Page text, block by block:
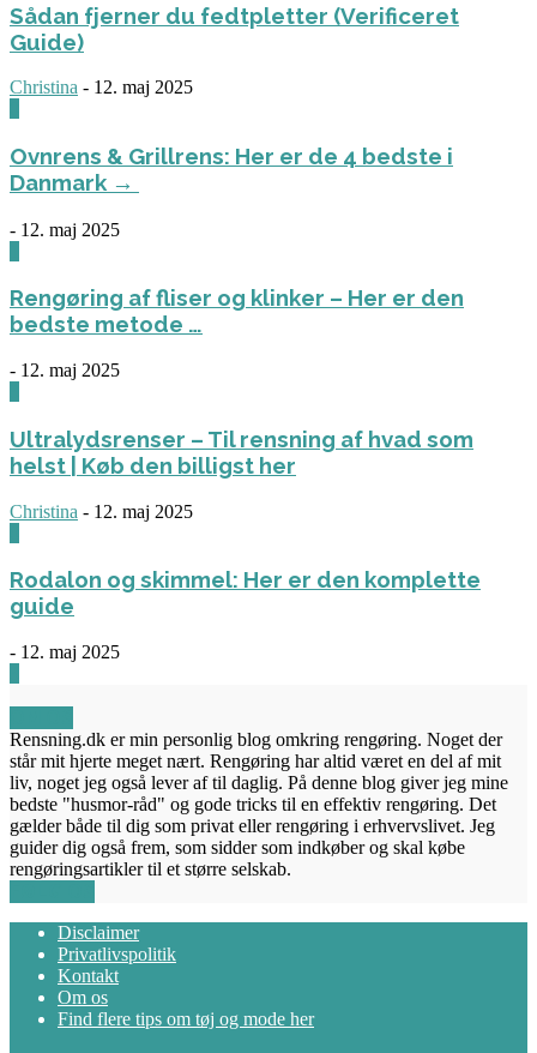
Sådan fjerner du fedtpletter (Verificeret
Guide)
Christina - 12. maj 2025
Ovnrens & Grillrens: Her er de 4 bedste i
Danmark →
- 12. maj 2025
Rengøring af fliser og klinker – Her er den
bedste metode …
- 12. maj 2025
Ultralydsrenser – Til rensning af hvad som
helst | Køb den billigst her
Christina - 12. maj 2025
Rodalon og skimmel: Her er den komplette
guide
- 12. maj 2025
Rensning.dk er min personlig blog omkring rengøring. Noget der
står mit hjerte meget nært. Rengøring har altid været en del af mit
liv, noget jeg også lever af til daglig. På denne blog giver jeg mine
bedste "husmor-råd" og gode tricks til en effektiv rengøring. Det
gælder både til dig som privat eller rengøring i erhvervslivet. Jeg
guider dig også frem, som sidder som indkøber og skal købe
rengøringsartikler til et større selskab.
Disclaimer
Privatlivspolitik
Kontakt
Om os
Find flere tips om tøj og mode her